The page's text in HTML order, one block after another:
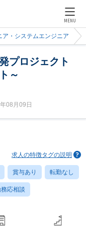
MENU
ア・システムエンジニア
プロジェクト
～
08月09日
求人の特徴タグの説明
賞与あり 転勤なし
応相談